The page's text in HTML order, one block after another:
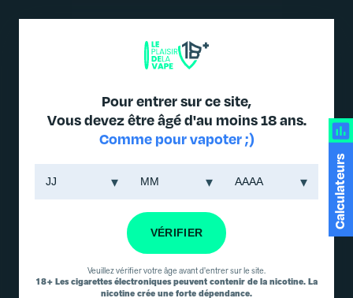
Pour entrer sur ce site,
Vous devez être âgé d'au moins 18 ans.
Comme pour vapoter ;)
VÉRIFIER
Veuillez vérifier votre âge avant d'entrer sur le site.
18+ Les cigarettes électroniques peuvent contenir de la nicotine. La
nicotine crée une forte dépendance.
Calculateurs
Kit Q16 Pro
Justfog
ECIGARETTES-PODS
MARQUE :
Optez pour le Justfog
Q16 Pro, un kit compact,